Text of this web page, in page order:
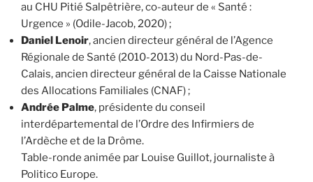
au CHU Pitié Salpêtrière, co-auteur de « Santé :
Urgence » (Odile-Jacob, 2020) ;
Daniel Lenoir, ancien directeur général de l’Agence
Régionale de Santé (2010-2013) du Nord-Pas-de-
Calais, ancien directeur général de la Caisse Nationale
des Allocations Familiales (CNAF) ;
Andrée Palme, présidente du conseil
interdépartemental de l’Ordre des Infirmiers de
l’Ardèche et de la Drôme.
Table-ronde animée par Louise Guillot, journaliste à
Politico Europe.